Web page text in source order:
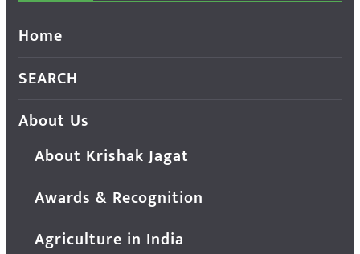
Home
SEARCH
About Us
About Krishak Jagat
Awards & Recognition
Agriculture in India